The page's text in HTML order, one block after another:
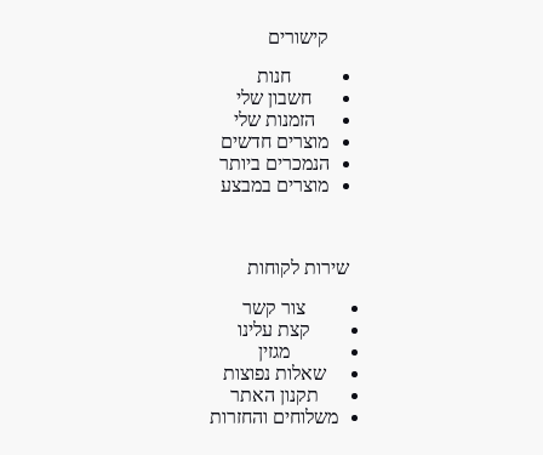
קישורים
חנות
חשבון שלי
הזמנות שלי
מוצרים חדשים
הנמכרים ביותר
מוצרים במבצע
שירות לקוחות
צור קשר
קצת עלינו
מגזין
שאלות נפוצות
תקנון האתר
משלוחים והחזרות